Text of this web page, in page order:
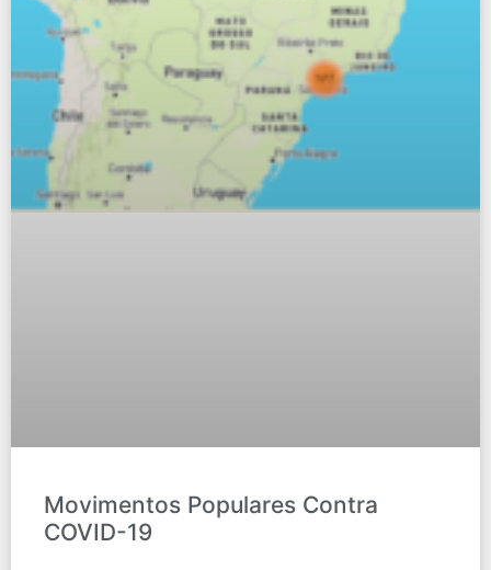
Movimentos Populares Contra
COVID-19